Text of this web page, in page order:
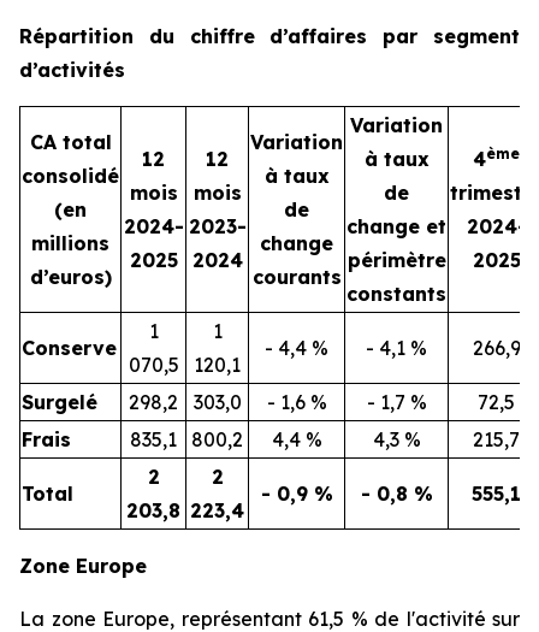
Répartition du chiffre d’affaires par segment
d’activités
CA total
consolidé
(en
millions
d’euros)
12
mois
2024-
2025
12
mois
2023-
2024
Variation
à taux
de
change
courants
Variation
à taux
de
change et
périmètre
constants
4ème
2024-
2025
Conserve
1
070,5
1
120,1
- 4,4 % - 4,1 % 266,9
Surgelé 298,2 303,0 - 1,6 % - 1,7 %
72,5
Frais
835,1 800,2 4,4 % 4,3 % 215,7
Total
2
203,8
2
223,4
- 0,9 % - 0,8 % 555,1
Zone Europe
La zone Europe, représentant 61,5 % de l'activité sur